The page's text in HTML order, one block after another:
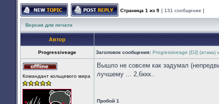
Начать новую тему Ответить на тему
Страница 1 из 9 [ 131 сообщение ]
Версия для печати
Автор
Progressiveage Заголовок сообщения: Progressiveagе [DJ]
в
Командант кольцевого мира
Вышло не совсем как задумал
лучшему ... 2,6ккк..
Пробой 1